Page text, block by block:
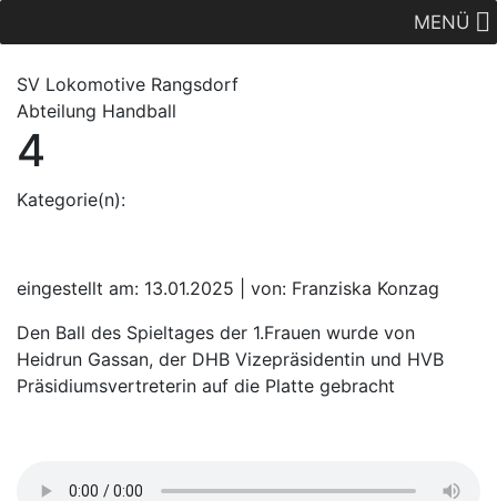
MENÜ
SV Lokomotive Rangsdorf
Abteilung Handball
4
Kategorie(n):
eingestellt am: 13.01.2025 | von: Franziska Konzag
Den Ball des Spieltages der 1.Frauen wurde von
Heidrun Gassan, der DHB Vizepräsidentin und HVB
Präsidiumsvertreterin auf die Platte gebracht